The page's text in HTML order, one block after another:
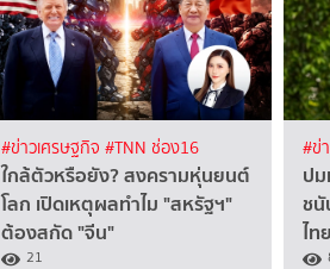
#ข่าวเศรษฐกิจ #TNN ช่อง16
ใกล้ตัวหรือยัง? สงครามหุ่นยนต์
โลก เปิดเหตุผลทำไม "สหรัฐฯ"
ต้องสกัด "จีน"
21
#ข่
ป
ช
ไ